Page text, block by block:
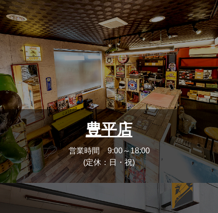
豊平店
営業時間 9:00～18:00
(定休：日・祝)